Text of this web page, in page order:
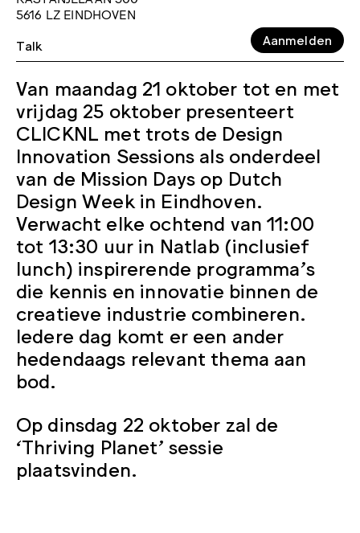
5616 LZ EINDHOVEN
Talk
Aanmelden
Van maandag 21 oktober tot en met
vrijdag 25 oktober presenteert
CLICKNL met trots de Design
Innovation Sessions als onderdeel
van de Mission Days op Dutch
Design Week in Eindhoven.
Verwacht elke ochtend van 11:00
tot 13:30 uur in Natlab (inclusief
lunch) inspirerende programma’s
die kennis en innovatie binnen de
creatieve industrie combineren.
Iedere dag komt er een ander
hedendaags relevant thema aan
bod.
Op dinsdag 22 oktober zal de
‘Thriving Planet’ sessie
plaatsvinden.